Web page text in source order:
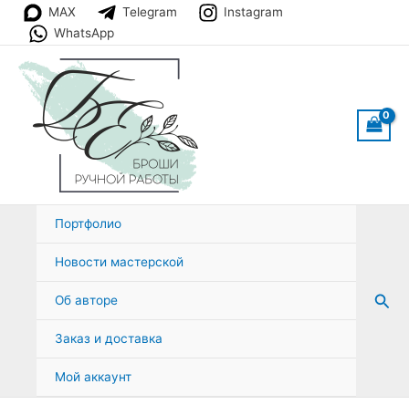
Перейти
содержимому
MAX Telegram
Instagram
WhatsApp
Портфолио
Новости мастерской
Об авторе
Заказ и доставка
Мой аккаунт